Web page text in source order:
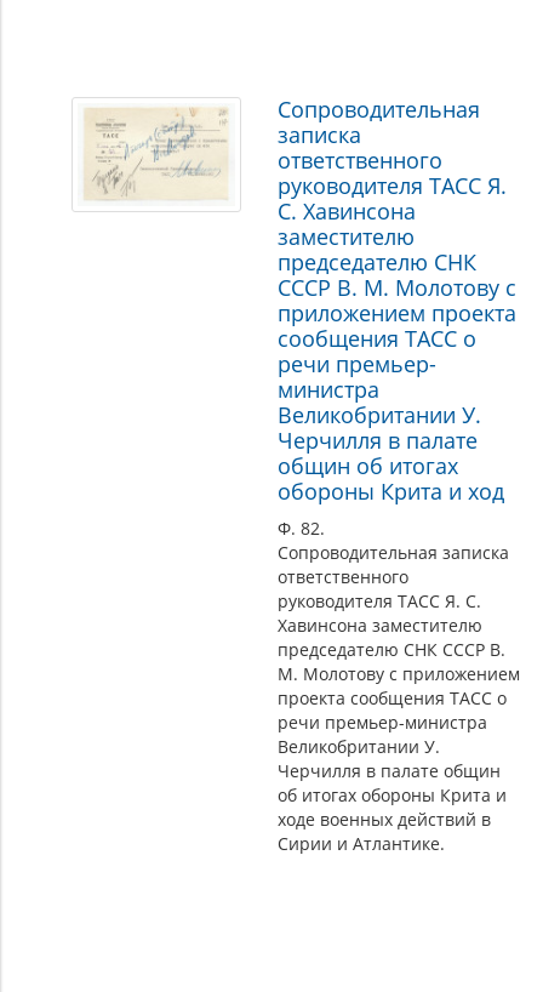
Сопроводительная
записка
ответственного
руководителя ТАСС Я.
С. Хавинсона
заместителю
председателю СНК
СССР В. М. Молотову с
приложением проекта
сообщения ТАСС о
речи премьер-
министра
Великобритании У.
Черчилля в палате
общин об итогах
обороны Крита и ход
Ф. 82.
Сопроводительная записка
ответственного
руководителя ТАСС Я. С.
Хавинсона заместителю
председателю СНК СССР В.
М. Молотову с приложением
проекта сообщения ТАСС о
речи премьер-министра
Великобритании У.
Черчилля в палате общин
об итогах обороны Крита и
ходе военных действий в
Сирии и Атлантике.